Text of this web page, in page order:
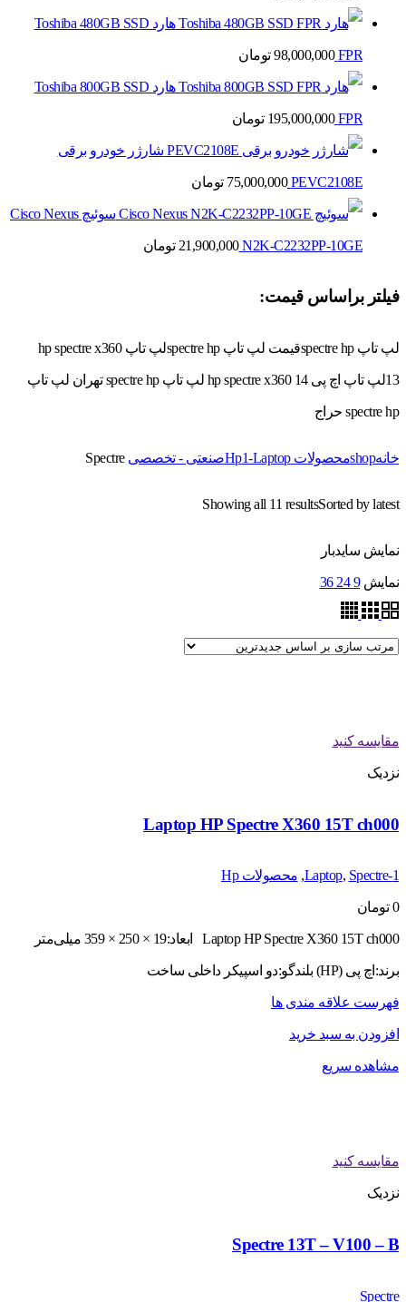
هارد Toshiba 480GB SSD
FPR
98,000,000 تومان
هارد Toshiba 800GB SSD
FPR
195,000,000 تومان
شارژر خودرو برقی
PEVC2108E
75,000,000 تومان
سوئیچ Cisco Nexus
N2K-C2232PP-10GE
21,900,000 تومان
فیلتر براساس قیمت:
لپ تاپ spectre hpقیمت لپ تاپ spectre hpلپ تاپ hp spectre x360
13لپ تاپ اچ پی hp spectre x360 14 لپ تاپ spectre hp تهران لپ تاپ
spectre hp حراج
خانهshopمحصولات Hp1-Laptop صنعتی - تخصصی Spectre
Showing all 11 resultsSorted by latest
نمایش سایدبار
نمایش 9
24
36
مقایسه کنید
نزدیک
Laptop HP Spectre X360 15T ch000
1-Laptop
, Spectre
, محصولات Hp
0 تومان
Laptop HP Spectre X360 15T ch000 ابعاد:19 × 250 × 359 میلی‌متر
برند:اچ پی (HP) بلندگو:دو اسپیکر داخلی ساخت
فهرست علاقه مندی ها
افزودن به سبد خرید
مشاهده سریع
مقایسه کنید
نزدیک
Spectre 13T – V100 – B
Spectre